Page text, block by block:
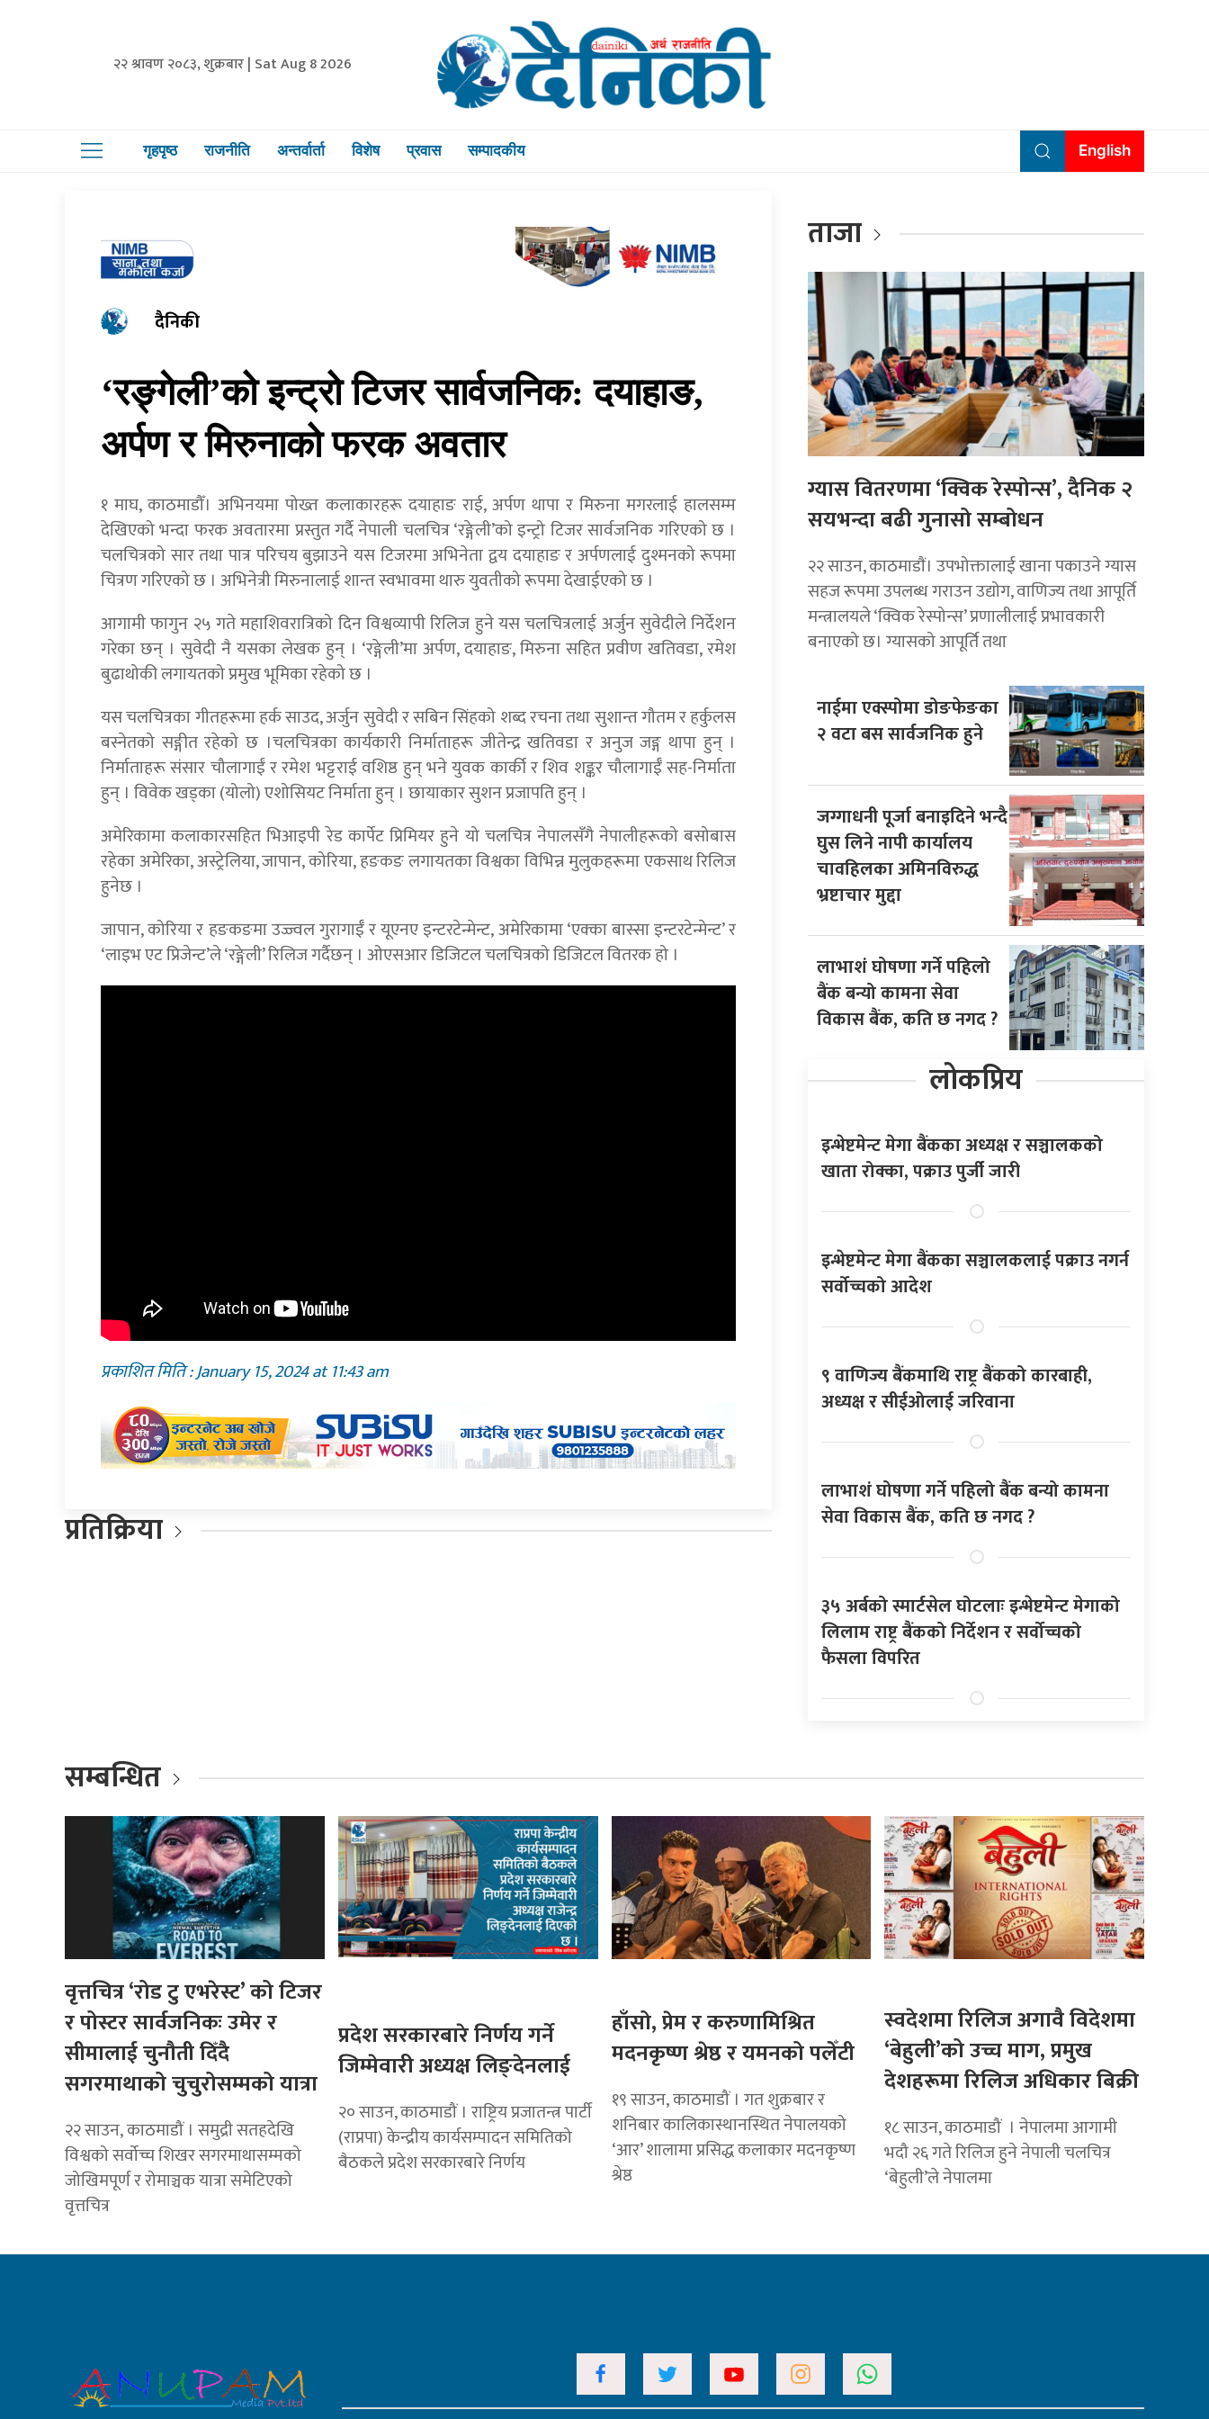
२२ श्रावण २०८३, शुक्रबार | Sat Aug 8 2026
गृहपृष्ठ राजनीति अन्तर्वार्ता विशेष प्रवास सम्पादकीय English
दैनिकी
‘रङ्गेली’को इन्ट्रो टिजर सार्वजनिक: दयाहाङ,
अर्पण र मिरुनाको फरक अवतार
१ माघ, काठमाडौँ। अभिनयमा पोख्त कलाकारहरू दयाहाङ राई, अर्पण थापा र मिरुना मगरलाई हालसम्म
देखिएको भन्दा फरक अवतारमा प्रस्तुत गर्दै नेपाली चलचित्र ‘रङ्गेली’को इन्ट्रो टिजर सार्वजनिक गरिएको छ ।
चलचित्रको सार तथा पात्र परिचय बुझाउने यस टिजरमा अभिनेता द्वय दयाहाङ र अर्पणलाई दुश्मनको रूपमा
चित्रण गरिएको छ । अभिनेत्री मिरुनालाई शान्त स्वभावमा थारु युवतीको रूपमा देखाईएको छ ।
आगामी फागुन २५ गते महाशिवरात्रिको दिन विश्वव्यापी रिलिज हुने यस चलचित्रलाई अर्जुन सुवेदीले निर्देशन
गरेका छन् । सुवेदी नै यसका लेखक हुन् । ‘रङ्गेली’मा अर्पण, दयाहाङ, मिरुना सहित प्रवीण खतिवडा, रमेश
बुढाथोकी लगायतको प्रमुख भूमिका रहेको छ ।
यस चलचित्रका गीतहरूमा हर्क साउद, अर्जुन सुवेदी र सबिन सिंहको शब्द रचना तथा सुशान्त गौतम र हर्कुलस
बस्नेतको सङ्गीत रहेको छ ।चलचित्रका कार्यकारी निर्माताहरू जीतेन्द्र खतिवडा र अनुज जङ्ग थापा हुन् ।
निर्माताहरू संसार चौलागाईं र रमेश भट्टराई वशिष्ठ हुन् भने युवक कार्की र शिव शङ्कर चौलागाईँ सह-निर्माता
हुन् । विवेक खड्का (योलो) एशोसियट निर्माता हुन् । छायाकार सुशन प्रजापति हुन् ।
अमेरिकामा कलाकारसहित भिआइपी रेड कार्पेट प्रिमियर हुने यो चलचित्र नेपालसँगै नेपालीहरूको बसोबास
रहेका अमेरिका, अस्ट्रेलिया, जापान, कोरिया, हङकङ लगायतका विश्वका विभिन्न मुलुकहरूमा एकसाथ रिलिज
हुनेछ ।
जापान, कोरिया र हङकङमा उज्ज्वल गुरागाईँ र यूएनए इन्टरटेन्मेन्ट, अमेरिकामा ‘एक्का बास्सा इन्टरटेन्मेन्ट’ र
‘लाइभ एट प्रिजेन्ट’ले ‘रङ्गेली’ रिलिज गर्दैछन् । ओएसआर डिजिटल चलचित्रको डिजिटल वितरक हो ।
प्रकाशित मिति : January 15, 2024 at 11:43 am
प्रतिक्रिया
ताजा
ग्यास वितरणमा ‘क्विक रेस्पोन्स’, दैनिक २
सयभन्दा बढी गुनासो सम्बोधन
२२ साउन, काठमाडाैं। उपभोक्तालाई खाना पकाउने ग्यास
सहज रूपमा उपलब्ध गराउन उद्योग, वाणिज्य तथा आपूर्ति
मन्त्रालयले ‘क्विक रेस्पोन्स’ प्रणालीलाई प्रभावकारी
बनाएको छ। ग्यासको आपूर्ति तथा
नाईमा एक्स्पोमा डोङफेङका
२ वटा बस सार्वजनिक हुने
जग्गाधनी पूर्जा बनाइदिने भन्दै
घुस लिने नापी कार्यालय
चावहिलका अमिनविरुद्ध
भ्रष्टाचार मुद्दा
लाभाशं घोषणा गर्ने पहिलो
बैंक बन्यो कामना सेवा
विकास बैंक, कति छ नगद ?
लोकप्रिय
इन्भेष्टमेन्ट मेगा बैंकका अध्यक्ष र सञ्चालकको
खाता रोक्का, पक्राउ पुर्जी जारी
इन्भेष्टमेन्ट मेगा बैंकका सञ्चालकलाई पक्राउ नगर्न
सर्वोच्चको आदेश
९ वाणिज्य बैंकमाथि राष्ट्र बैंकको कारबाही,
अध्यक्ष र सीईओलाई जरिवाना
लाभाशं घोषणा गर्ने पहिलो बैंक बन्यो कामना
सेवा विकास बैंक, कति छ नगद ?
३५ अर्बको स्मार्टसेल घोटलाः इन्भेष्टमेन्ट मेगाको
लिलाम राष्ट्र बैंकको निर्देशन र सर्वोच्चको
फैसला विपरित
सम्बन्धित
वृत्तचित्र ‘रोड टु एभरेस्ट’ को टिजर
र पोस्टर सार्वजनिकः उमेर र
सीमालाई चुनौती दिँदै
सगरमाथाको चुचुरोसम्मको यात्रा
२२ साउन, काठमाडौं । समुद्री सतहदेखि
विश्वको सर्वोच्च शिखर सगरमाथासम्मको
जोखिमपूर्ण र रोमाञ्चक यात्रा समेटिएको
वृत्तचित्र
प्रदेश सरकारबारे निर्णय गर्ने
जिम्मेवारी अध्यक्ष लिङ्देनलाई
२० साउन, काठमाडौं । राष्ट्रिय प्रजातन्त्र पार्टी
(राप्रपा) केन्द्रीय कार्यसम्पादन समितिको
बैठकले प्रदेश सरकारबारे निर्णय
हाँसो, प्रेम र करुणामिश्रित
मदनकृष्ण श्रेष्ठ र यमनको पलेँटी
१९ साउन, काठमाडौं । गत शुक्रबार र
शनिबार कालिकास्थानस्थित नेपालयको
‘आर’ शालामा प्रसिद्ध कलाकार मदनकृष्ण
श्रेष्ठ
स्वदेशमा रिलिज अगावै विदेशमा
‘बेहुली’को उच्च माग, प्रमुख
देशहरूमा रिलिज अधिकार बिक्री
१८ साउन, काठमाडौं । नेपालमा आगामी
भदौ २६ गते रिलिज हुने नेपाली चलचित्र
‘बेहुली’ले नेपालमा